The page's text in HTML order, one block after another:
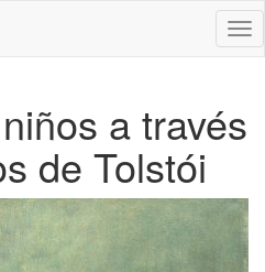
a través
de Tolstói